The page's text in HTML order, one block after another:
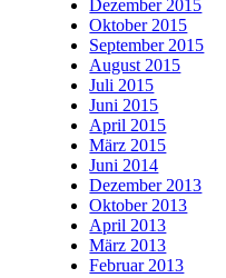
Dezember 2015
Oktober 2015
September 2015
August 2015
Juli 2015
Juni 2015
April 2015
März 2015
Juni 2014
Dezember 2013
Oktober 2013
April 2013
März 2013
Februar 2013